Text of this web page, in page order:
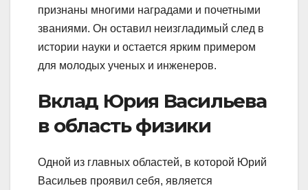
признаны многими наградами и почетными
званиями. Он оставил неизгладимый след в
истории науки и остается ярким примером
для молодых ученых и инженеров.
Вклад Юрия Васильева
в область физики
Одной из главных областей, в которой Юрий
Васильев проявил себя, является